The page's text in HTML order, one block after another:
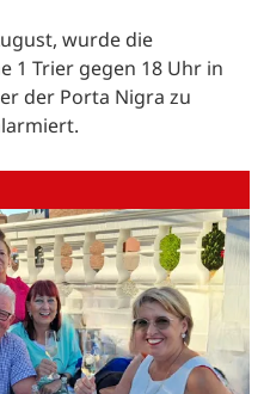
wurde die
1 Trier gegen 18 Uhr in
der Porta Nigra zu